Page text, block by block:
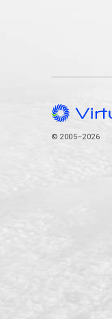
© 2005–2026